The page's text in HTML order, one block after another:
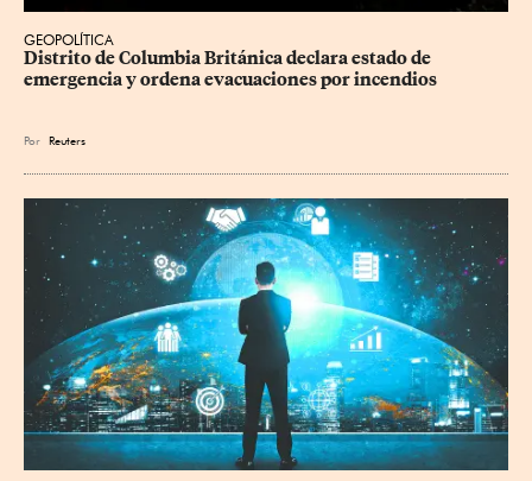
GEOPOLÍTICA
Distrito de Columbia Británica declara estado de
emergencia y ordena evacuaciones por incendios
Por Reuters